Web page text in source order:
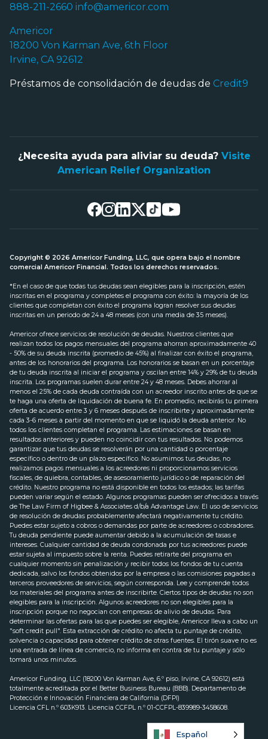
888-211-2660 info@americor.com
Americor
18200 Von Karman Ave, 6th Floor
Irvine, CA 92612
Préstamos de consolidación de deudas de Credit9
¿Necesita ayuda para aliviar su deuda? Visite
American Relief Organization
Copyright © 2026 Americor Funding, LLC, que opera bajo el nombre
comercial Americor Financial. Todos los derechos reservados.
*En el caso de que todas tus deudas sean elegibles para la inscripción, estén
inscritas en el programa y completes el programa con éxito: la mayoría de los
clientes que completan con éxito el programa logran resolver sus deudas
inscritas en un periodo de 24 a 48 meses (con una media de 35 meses).
Americor ofrece servicios de resolución de deudas. Nuestros clientes que
realizan todos los pagos mensuales del programa ahorran aproximadamente 40
- 50% de su deuda inscrita (promedio de 45%) al finalizar con éxito el programa,
antes de los honorarios del programa. Los honorarios se basan en un porcentaje
de tu deuda inscrita al iniciar el programa y oscilan entre 14% y 29% de tu deuda
inscrita. Los programas suelen durar entre 24 y 48 meses. Debes ahorrar al
menos el 25% de cada deuda contraída con un acreedor inscrito antes de que se
te haga una oferta de liquidación de buena fe. En promedio, recibirás tu primera
oferta de acuerdo entre 3 y 6 meses después de inscribirte y aproximadamente
cada 3-6 meses a partir del momento en que se liquidó la deuda anterior. No
todos los clientes completan el programa. Las estimaciones se basan en
resultados anteriores y pueden no coincidir con tus resultados. No podemos
garantizar que tus deudas se resolverán por una cantidad o porcentaje
específico o dentro de un plazo específico. No asumimos tus deudas, no
realizamos pagos mensuales a los acreedores ni proporcionamos servicios
fiscales, de quiebra, contables, de asesoramiento jurídico o de reparación del
crédito. Nuestro programa no está disponible en todos los estados; las tarifas
pueden variar según el estado. Algunos programas pueden ser ofrecidos a través
de The Law Firm of Higbee & Associates d/b/a Advantage Law. El uso de servicios
de resolución de deudas probablemente afectará negativamente tu crédito.
Puedes estar sujeto a cobros o demandas por parte de acreedores o cobradores.
Tu deuda pendiente puede aumentar debido a la acumulación de tasas e
intereses. Cualquier cantidad de deuda condonada por tus acreedores puede
estar sujeta al impuesto sobre la renta. Puedes retirarte del programa en
cualquier momento sin penalización y recibir todos los fondos de tu cuenta
dedicada, salvo los fondos obtenidos por la empresa o las comisiones pagadas a
terceros proveedores de servicios, según corresponda. Lee y comprende todos
los materiales del programa antes de inscribirte. Ciertos tipos de deudas no son
elegibles para la inscripción. Algunos acreedores no son elegibles para la
inscripción porque no negocian con empresas de alivio de deudas. Para
determinar las ofertas para las que puedes ser elegible, Americor lleva a cabo un
"soft credit pull". Esta extracción de crédito no afecta tu puntaje de crédito,
solvencia o capacidad para obtener crédito de otras fuentes. El tirón suave no es
una entrada de línea de comercio, no informa en contra de tu puntaje y sólo
tomará unos minutos.
Americor Funding, LLC (18200 Von Karman Ave, 6.º piso, Irvine, CA 92612) está
totalmente acreditada por el Better Business Bureau (BBB). Departamento de
Protección e Innovación Financiera de California (DFPI)
Licencia CFL n.º 603K913. Licencia CCFPL n.º 01-CCFPL-839989-3458608.
Español